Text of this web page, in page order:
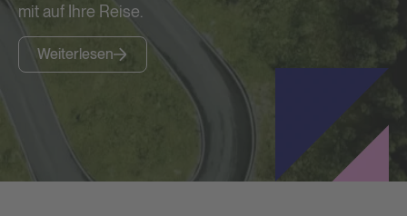
mit auf Ihre Reise.
Weiterlesen